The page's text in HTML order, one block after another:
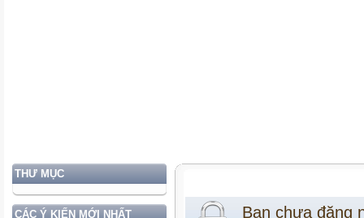
THƯ MỤC
CÁC Ý KIẾN MỚI NHẤT Bạn chưa đăng